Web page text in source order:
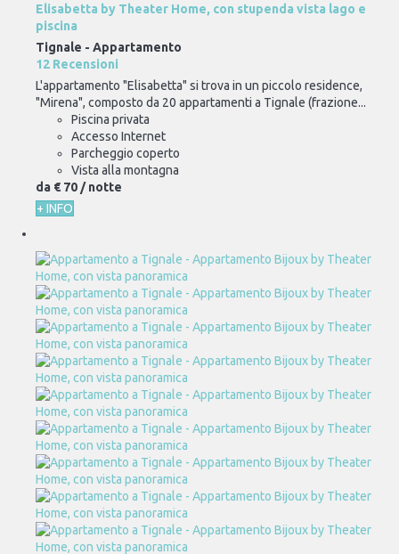
Elisabetta by Theater Home, con stupenda vista lago e
piscina
Tignale - Appartamento
12 Recensioni
L'appartamento "Elisabetta" si trova in un piccolo residence,
"Mirena", composto da 20 appartamenti a Tignale (frazione...
Piscina privata
Accesso Internet
Parcheggio coperto
Vista alla montagna
da € 70 / notte
+ INFO